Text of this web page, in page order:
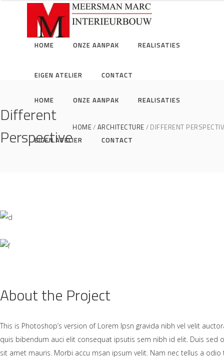
HOME ONZE AANPAK REALISATIES
EIGEN ATELIER CONTACT
HOME ONZE AANPAK REALISATIES
EIGEN ATELIER CONTACT
Different
PerspectiveHOME ARCHITECTURE DIFFERENT
About the Project
This is Photoshop’s version of Lorem Ipsn gravida nibh vel velit
quis bibendum auci elit consequat ipsutis sem nibh id elit. Duis sed
sit amet mauris. Morbi accu msan ipsum velit. Nam nec tellus a